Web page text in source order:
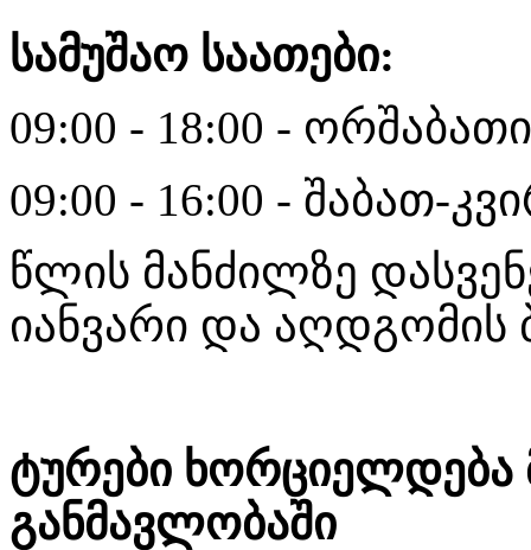
სამუშაო საათები:
09:00 - 18:00 -
09:00 - 16:00 - შაბათ-
წლის მანძილზე
იანვარი და
ტურები ხორციელდება
განმავლობაში